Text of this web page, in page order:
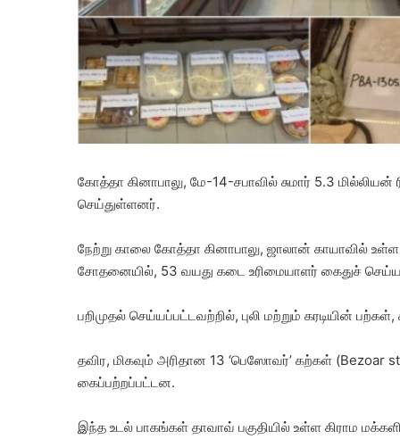
கோத்தா கினாபாலு, மே-14-சபாவில் சுமார் 5.3
செய்துள்ளனர்.
​நேற்று காலை கோத்தா கினாபாலு, ஜாலான் காயாவில்
சோதனையில், 53 வயது கடை உரிமையாளர் கைதுச்
பறிமுதல் செய்யப்பட்டவற்றில், ​புலி மற்றும் கரடியின்
தவிர, ​மிகவும் அரிதான 13 ‘பெஸோவர்’ கற்கள் (Bezoar
கைப்பற்றப்பட்டன.
​இந்த உடல் பாகங்கள் தாவாவ் பகுதியில் உள்ள கிராம